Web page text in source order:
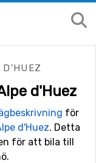
D'HUEZ
d'Huez
för
d'Huez. Detta
för att bila till